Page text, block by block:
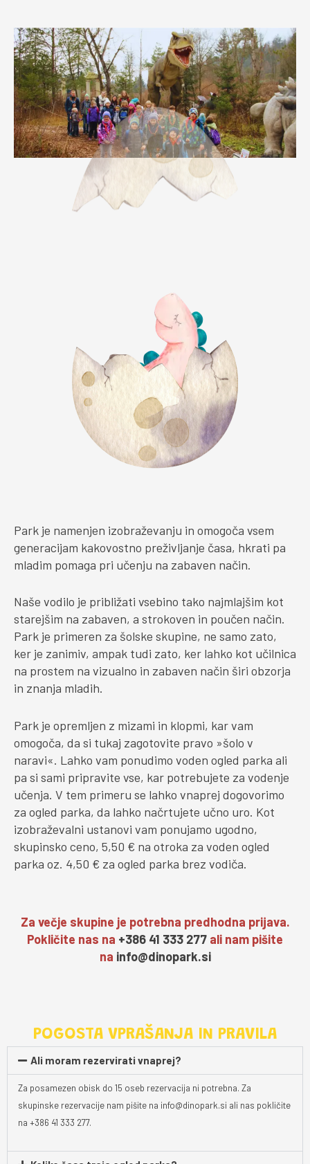
Park je namenjen izobraževanju in omogoča vsem
generacijam kakovostno preživljanje časa, hkrati pa
mladim pomaga pri učenju na zabaven način.
Naše vodilo je približati vsebino tako najmlajšim kot
starejšim na zabaven, a strokoven in poučen način.
Park je primeren za šolske skupine, ne samo zato,
ker je zanimiv, ampak tudi zato, ker lahko kot učilnica
na prostem na vizualno in zabaven način širi obzorja
in znanja mladih.
Park je opremljen z mizami in klopmi, kar vam
omogoča, da si tukaj zagotovite pravo »šolo v
naravi«. Lahko vam ponudimo voden ogled parka ali
pa si sami pripravite vse, kar potrebujete za vodenje
učenja. V tem primeru se lahko vnaprej dogovorimo
za ogled parka, da lahko načrtujete učno uro. Kot
izobraževalni ustanovi vam ponujamo ugodno,
skupinsko ceno, 5,50 € na otroka za voden ogled
parka oz. 4,50 € za ogled parka brez vodiča.
Za večje skupine je potrebna predhodna prijava.
Pokličite nas na +386 41 333 277 ali nam pišite
na info@dinopark.si
POGOSTA VPRAŠANJA IN PRAVILA
Ali moram rezervirati vnaprej?
Za posamezen obisk do 15 oseb rezervacija ni potrebna. Za
skupinske rezervacije nam pišite na info@dinopark.si ali nas pokličite
na +386 41 333 277.